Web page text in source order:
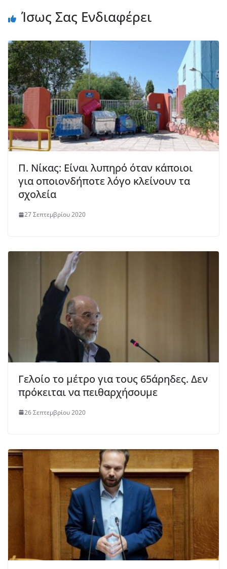
Ίσως Σας Ενδιαφέρει
Π. Νίκας: Είναι λυπηρό όταν κάποιοι
για οποιονδήποτε λόγο κλείνουν τα
σχολεία
27 Σεπτεμβρίου 2020
Γελοίο το μέτρο για τους 65άρηδες. Δεν
πρόκειται να πειθαρχήσουμε
26 Σεπτεμβρίου 2020